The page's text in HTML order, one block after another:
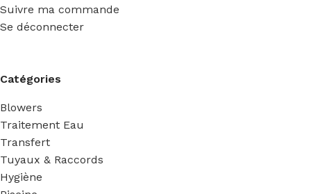
Suivre ma commande
Se déconnecter
Catégories
Blowers
Traitement Eau
Transfert
Tuyaux & Raccords
Hygiène